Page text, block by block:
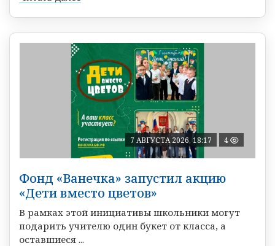
7 АВГУСТА 2026, 18:17 4
Фонд «Ванечка» запустил акцию
«Дети вместо цветов»
В рамках этой инициативы школьники могут
подарить учителю один букет от класса, а
оставшиеся ...